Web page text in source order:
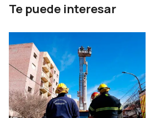
Te puede interesar